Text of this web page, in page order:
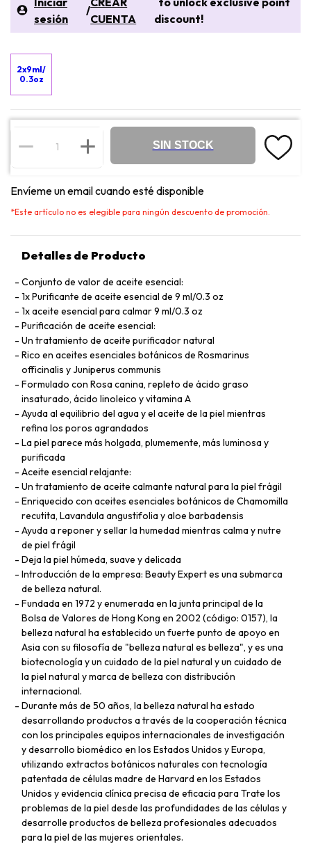
sesión
/
CUENTA
discount!
2x9ml/
0.3oz
SIN STOCK
Envíeme un email cuando esté disponible
*Este artículo no es elegible para ningún descuento de promoción.
Detalles de Producto
Conjunto de valor de aceite esencial:
1x Purificante de aceite esencial de 9 ml/0.3 oz
1x aceite esencial para calmar 9 ml/0.3 oz
Purificación de aceite esencial:
Un tratamiento de aceite purificador natural
Rico en aceites esenciales botánicos de Rosmarinus
officinalis y Juniperus communis
Formulado con Rosa canina, repleto de ácido graso
insaturado, ácido linoleico y vitamina A
Ayuda al equilibrio del agua y el aceite de la piel mientras
refina los poros agrandados
La piel parece más holgada, plumemente, más luminosa y
purificada
Aceite esencial relajante:
Un tratamiento de aceite calmante natural para la piel frágil
Enriquecido con aceites esenciales botánicos de Chamomilla
recutita, Lavandula angustifolia y aloe barbadensis
Ayuda a reponer y sellar la humedad mientras calma y nutre
de piel frágil
Deja la piel húmeda, suave y delicada
Introducción de la empresa: Beauty Expert es una submarca
de belleza natural.
Fundada en 1972 y enumerada en la junta principal de la
Bolsa de Valores de Hong Kong en 2002 (código: 0157), la
belleza natural ha establecido un fuerte punto de apoyo en
Asia con su filosofía de "belleza natural es belleza", y es una
biotecnología y un cuidado de la piel natural y un cuidado de
la piel natural y marca de belleza con distribución
internacional.
Durante más de 50 años, la belleza natural ha estado
desarrollando productos a través de la cooperación técnica
con los principales equipos internacionales de investigación
y desarrollo biomédico en los Estados Unidos y Europa,
utilizando extractos botánicos naturales con tecnología
patentada de células madre de Harvard en los Estados
Unidos y evidencia clínica precisa de eficacia para Trate los
problemas de la piel desde las profundidades de las células y
desarrolle productos de belleza profesionales adecuados
para la piel de las mujeres orientales.